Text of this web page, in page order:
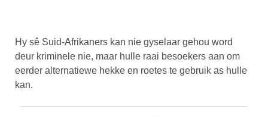
Hy sê Suid-Afrikaners kan nie gyselaar gehou word
deur kriminele nie, maar hulle raai besoekers aan om
eerder alternatiewe hekke en roetes te gebruik as hulle
kan.